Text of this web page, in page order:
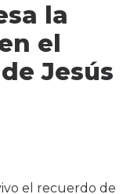
la
el
Jesús
el recuerdo de